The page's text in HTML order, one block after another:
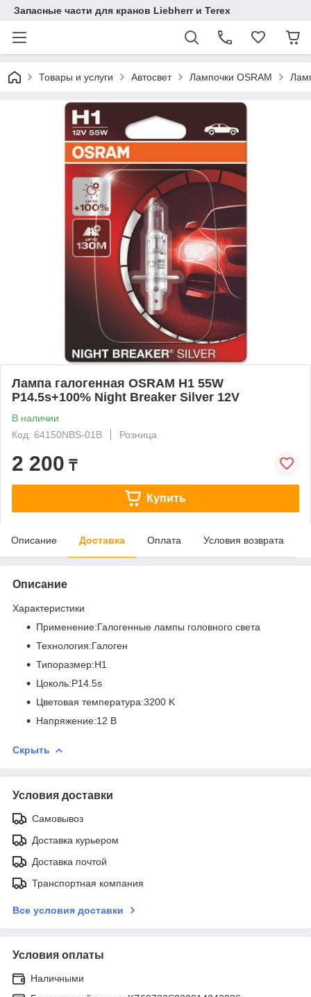
Запасные части для кранов Liebherr и Terex
Товары и услуги Автосвет Лампочки OSRAM
Лампа галогенная OSRAM H1 55W
P14.5s+100% Night Breaker Silver 12V
В наличии
Код: 64150NBS-01B
Розница
2 200 ₸
Купить
Описание Доставка Оплата Условия возврата
Описание
Характеристики
Применение:Галогенные лампы головного света
Технология:Галоген
Типоразмер:H1
Цоколь:P14.5s
Цветовая температура:3200 K
Напряжение:12 В
Скрыть
Условия доставки
Самовывоз
Доставка курьером
Доставка почтой
Транспортная компания
Все условия доставки
Условия оплаты
Наличными